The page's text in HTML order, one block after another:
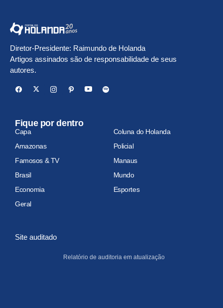
Diretor-Presidente: Raimundo de Holanda
Artigos assinados são de responsabilidade de seus
autores.
Fique por dentro
Capa
Coluna do Holanda
Amazonas
Policial
Famosos & TV
Manaus
Brasil
Mundo
Economia
Esportes
Geral
Site auditado
Relatório de auditoria em atualização